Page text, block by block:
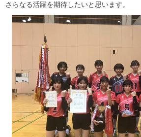
さらなる活躍を期待したいと思います。